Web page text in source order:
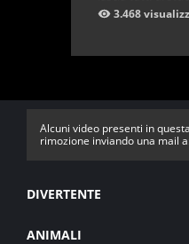
3.468
Alcuni video presenti in
rimozione inviando una mail
DIVERTENTE
ANIMALI